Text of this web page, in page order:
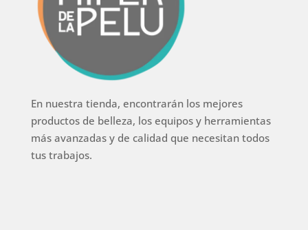
En nuestra tienda, encontrarán los mejores
productos de belleza, los equipos y herramientas
más avanzadas y de calidad que necesitan todos
tus trabajos.